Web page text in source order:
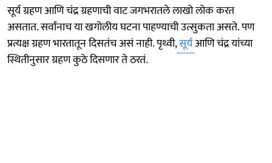
सूर्य ग्रहण आणि चंद्र ग्रहणाची वाट जगभरातले लाखो लोक करत
असतात. सर्वांनाच या खगोलीय घटना पाहण्याची उत्सुकता असते. पण
प्रत्यक्ष ग्रहण भारतातून दिसतंच असं नाही. पृथ्वी,सूर्यआणि चंद्र यांच्या
स्थितीनुसार ग्रहण कुठे दिसणार ते ठरतं.